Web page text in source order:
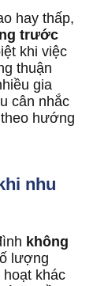
hay thấp,
trước
khi việc
thuận
gia
cân nhắc
hướng
nhu
không
lượng
khác